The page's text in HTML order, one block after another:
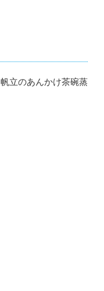
立のあんかけ茶碗蒸